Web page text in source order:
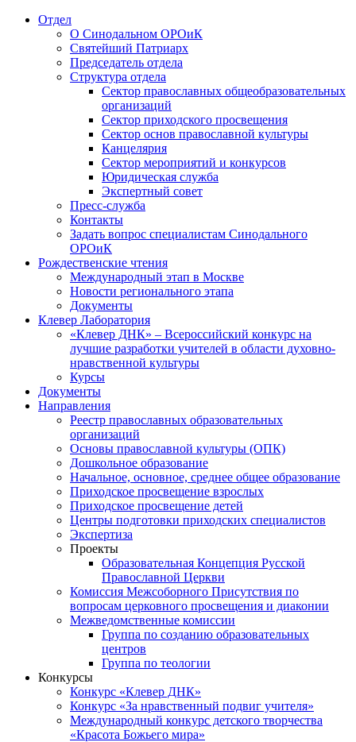
Отдел
О Синодальном ОРОиК
Святейший Патриарх
Председатель отдела
Структура отдела
Сектор православных общеобразовательных
организаций
Сектор приходского просвещения
Сектор основ православной культуры
Канцелярия
Сектор мероприятий и конкурсов
Юридическая служба
Экспертный совет
Пресс-служба
Контакты
Задать вопрос специалистам Синодального
ОРОиК
Рождественские чтения
Международный этап в Москве
Новости регионального этапа
Документы
Клевер Лаборатория
«Клевер ДНК» – Всероссийский конкурс на
лучшие разработки учителей в области духовно-
нравственной культуры
Курсы
Документы
Направления
Реестр православных образовательных
организаций
Основы православной культуры (ОПК)
Дошкольное образование
Начальное, основное, среднее общее образование
Приходское просвещение взрослых
Приходское просвещение детей
Центры подготовки приходских специалистов
Экспертиза
Проекты
Образовательная Концепция Русской
Православной Церкви
Комиссия Межсоборного Присутствия по
вопросам церковного просвещения и диаконии
Межведомственные комиссии
Группа по созданию образовательных
центров
Группа по теологии
Конкурсы
Конкурс «Клевер ДНК»
Конкурс «За нравственный подвиг учителя»
Международный конкурс детского творчества
«Красота Божьего мира»